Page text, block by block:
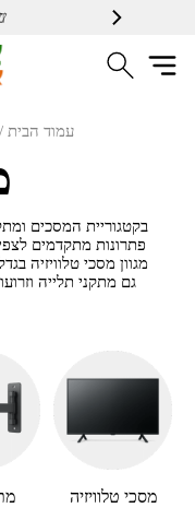
עמוד הבית /
בקטגוריית המסכים
פתרונות מתקדמים
מגוון מסכיטלוויזיה
גם מתקני תלייה
צמודי
המאפשרות
המתאימיםלמסכים
המתאים
מסכי טלוויזיה